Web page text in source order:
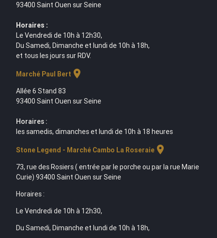
93400 Saint Ouen sur Seine
Horaires :
Le Vendredi de 10h à 12h30,
Du Samedi, Dimanche et lundi de 10h à 18h,
et tous les jours sur RDV.
Marché Paul Bert location_on
Allée 6 Stand 83
93400 Saint Ouen sur Seine
Horaires :
les samedis, dimanches et lundi de 10h à 18 heures
Stone Legend - Marché Cambo La Roseraielocation_on
73, rue des Rosiers ( entrée par le porche ou par la rue Marie
Curie) 93400 Saint Ouen sur Seine
Horaires :
Le Vendredi de 10h à 12h30,
Du Samedi, Dimanche et lundi de 10h à 18h,